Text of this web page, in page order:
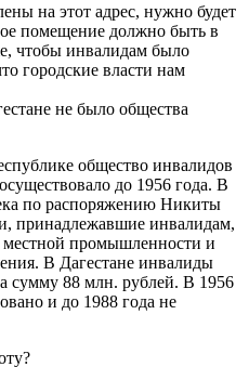
на этот адрес, нужно будет
помещение должно быть в
чтобы инвалидам было
городские власти нам
не было общества
общество инвалидов
до 1956 года. В
по распоряжению Никиты
принадлежавшие инвалидам,
промышленности и
В Дагестане инвалиды
сумму 88 млн. рублей. В 1956
и до 1988 года не